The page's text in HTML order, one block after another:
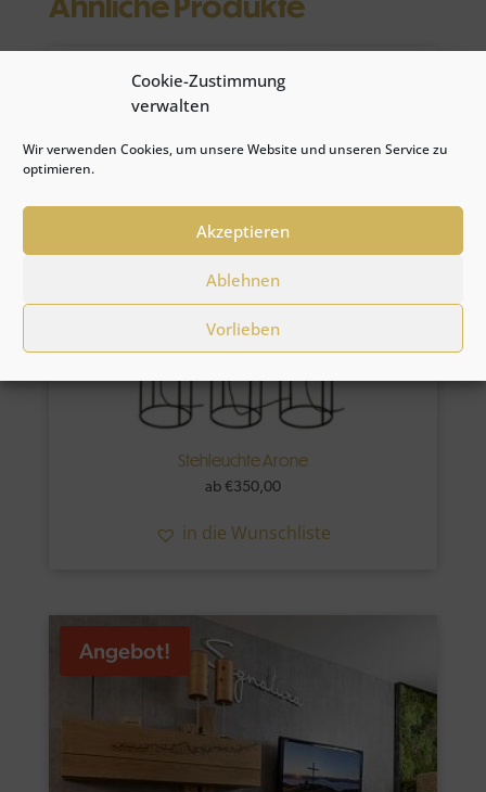
Cookie-Zustimmung
verwalten
Wir verwenden Cookies, um unsere Website und unseren Service zu
optimieren.
Akzeptieren
Ablehnen
Vorlieben
Angebot!
Stehleuchte Arone
ab €350,00
in die Wunschliste
Angebot!